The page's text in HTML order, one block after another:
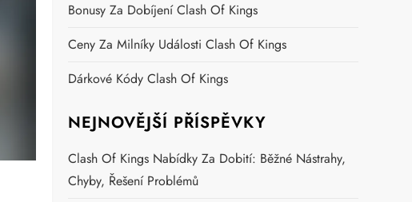
Bonusy Za Dobíjení Clash Of Kings
Ceny Za Milníky Události Clash Of Kings
Dárkové Kódy Clash Of Kings
NEJNOVĚJŠÍ PŘÍSPĚVKY
Clash Of Kings Nabídky Za Dobití: Běžné Nástrahy,
Chyby, Řešení Problémů